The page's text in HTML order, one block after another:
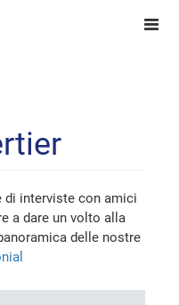
di interviste con amici
a dare un volto alla
delle nostre